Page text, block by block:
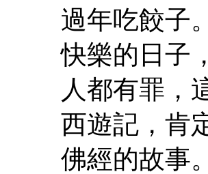
過年吃餃子
快樂的日子
人都有罪，
西遊記，肯
佛經的故事